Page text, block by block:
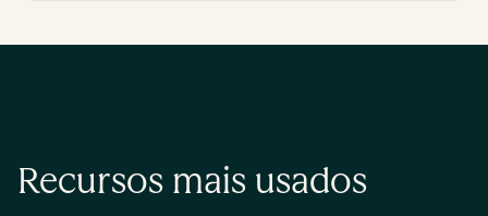
Recursos mais usados